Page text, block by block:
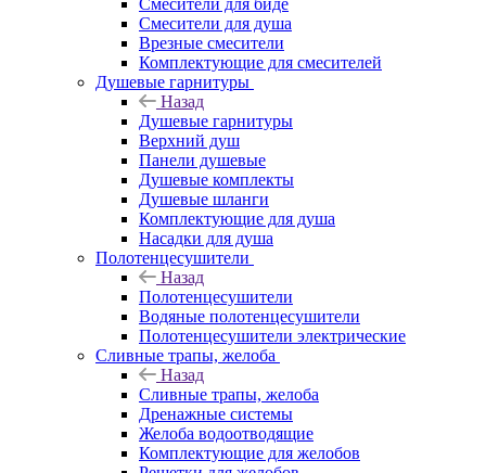
Смесители для биде
Смесители для душа
Врезные смесители
Комплектующие для смесителей
Душевые гарнитуры
Назад
Душевые гарнитуры
Верхний душ
Панели душевые
Душевые комплекты
Душевые шланги
Комплектующие для душа
Насадки для душа
Полотенцесушители
Назад
Полотенцесушители
Водяные полотенцесушители
Полотенцесушители электрические
Сливные трапы, желоба
Назад
Сливные трапы, желоба
Дренажные системы
Желоба водоотводящие
Комплектующие для желобов